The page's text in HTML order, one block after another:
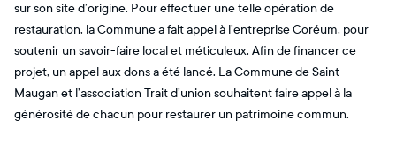
sur son site d’origine. Pour effectuer une telle opération de
restauration, la Commune a fait appel à l’entreprise Coréum, pour
soutenir un savoir-faire local et méticuleux. Afin de financer ce
projet, un appel aux dons a été lancé. La Commune de Saint
Maugan et l’association Trait d’union souhaitent faire appel à la
générosité de chacun pour restaurer un patrimoine commun.